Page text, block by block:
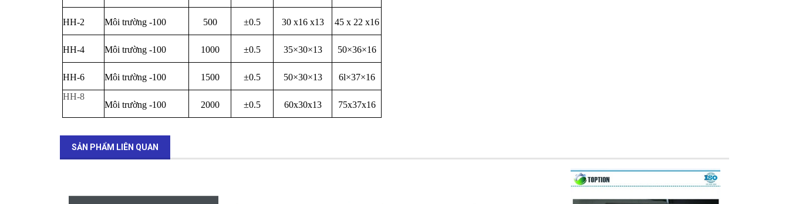
HH-2 Môi trường -100 500 ±0.5 30 x16 x13 45 x 22 x16
HH-4 Môi trường -100 1000 ±0.5 35×30×13 50×36×16
HH-6 Môi trường -100 1500 ±0.5 50×30×13
6l×37×16
HH-8
Môi trường -100
2000 ±0.5 60x30x13 75x37x16
SẢN PHẨM LIÊN QUAN